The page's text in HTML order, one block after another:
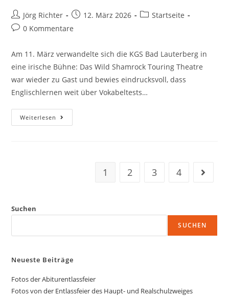
Jörg Richter 12. März 2026
Startseite
0 Kommentare
Am 11. März verwandelte sich die KGS Bad Lauterberg in
eine irische Bühne: Das Wild Shamrock Touring Theatre
war wieder zu Gast und bewies eindrucksvoll, dass
Englischlernen weit über Vokabeltests…
Weiterlesen
1 2 3 4
Suchen
SUCHEN
Neueste Beiträge
Fotos der Abiturentlassfeier
Fotos von der Entlassfeier des Haupt- und Realschulzweiges